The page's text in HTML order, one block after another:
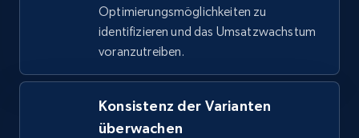
TikTok Shop - category
URL, Title, Available, Description, Currency, Initial
price, Final price, Discount percent, and more.
Optimierungsmöglichkeiten zu
identifizieren und das Umsatzwachstum
voranzutreiben.
Konsistenz der Varianten
überwachen